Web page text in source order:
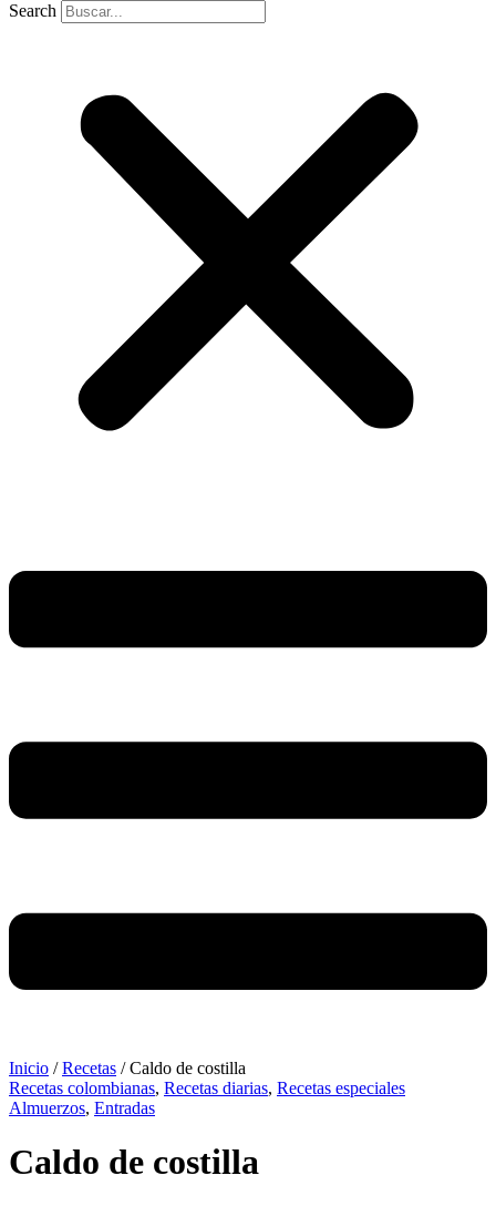
Search
Inicio /Recetas /Caldo de costilla
Recetas colombianas, Recetas diarias, Recetas especiales
Almuerzos, Entradas
Caldo de costilla